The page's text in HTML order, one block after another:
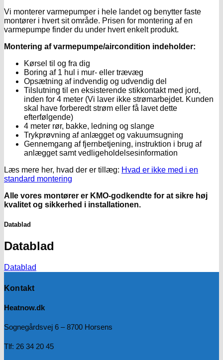
Vi monterer varmepumper i hele landet og benytter faste
montører i hvert sit område. Prisen for montering af en
varmepumpe finder du under hvert enkelt produkt.
Montering af varmepumpe/aircondition indeholder:
Kørsel til og fra dig
Boring af 1 hul i mur- eller trævæg
Opsætning af indvendig og udvendig del
Tilslutning til en eksisterende stikkontakt med jord,
inden for 4 meter (Vi laver ikke strømarbejdet. Kunden
skal have forberedt strøm eller få lavet dette
efterfølgende)
4 meter rør, bakke, ledning og slange
Trykprøvning af anlægget og vakuumsugning
Gennemgang af fjernbetjening, instruktion i brug af
anlægget samt vedligeholdelsesinformation
Læs mere her, hvad der er tillæg: Hvad er ikke med i en
standard montering
Alle vores montører er KMO-godkendte for at sikre høj
kvalitet og sikkerhed i installationen.
Datablad
Datablad
Datablad
Kontakt
Heatnow.dk
Sognegårdsvej 6 – 8700 Horsens
Tlf: 26 34 20 45